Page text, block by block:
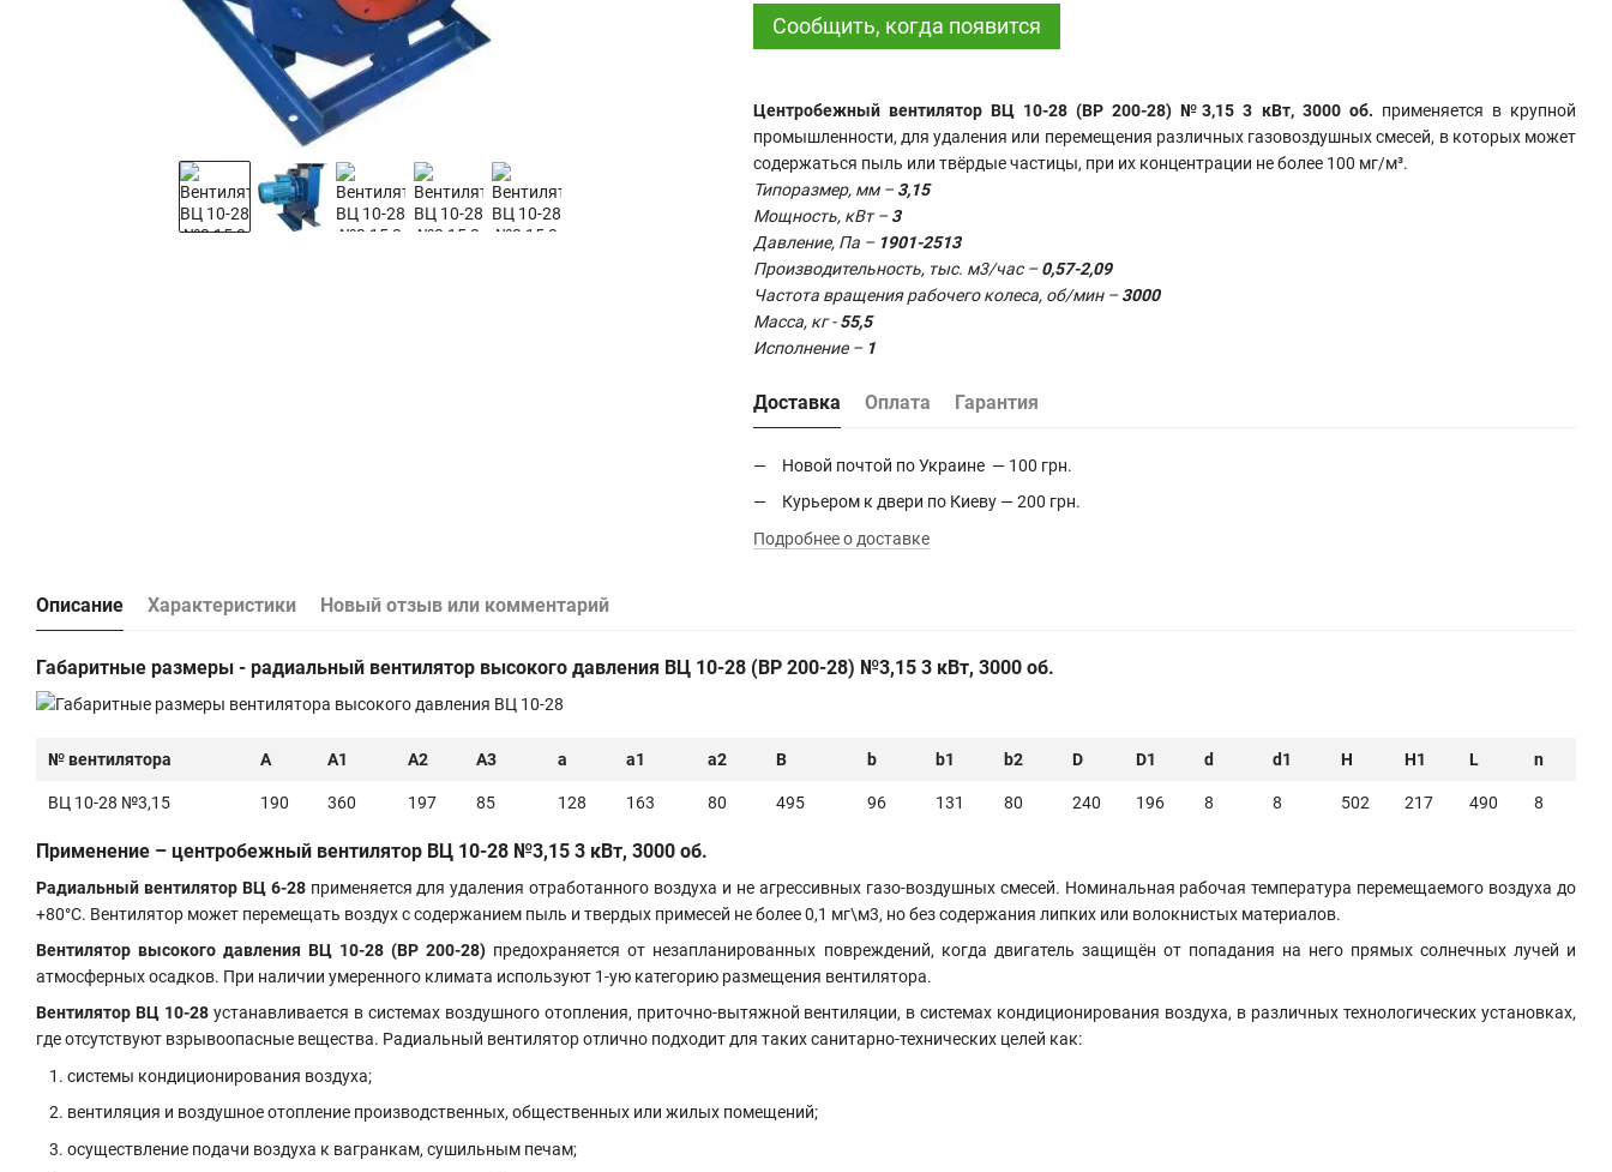
Сообщить, когда появится
Центробежный вентилятор ВЦ 10-28 (ВР 200-28) №3,15 3 кВт, 3000 об. применяется в крупной
промышленности, для удаления или перемещения различных газовоздушных смесей, в которых может
содержаться пыль или твёрдые частицы, при их концентрации не более 100 мг/м³.
Типоразмер, мм –3,15
Мощность, кВт –3
Давление, Па – 1901-2513
Производительность, тыс. м3/час –0,57-2,09
Частота вращения рабочего колеса, об/мин –3000
Масса, кг -55,5
Исполнение – 1
Доставка Оплата Гарантия
Новой почтой по Украине — 100 грн.
Курьером к двери по Киеву — 200 грн.
Подробнее о доставке
Описание Характеристики Новый отзыв или комментарий
Габаритные размеры - радиальный вентилятор высокого давления ВЦ 10-28 (ВР 200-28) №3,15 3 кВт, 3000 об.
№ вентилятора A A1 A2 A3 a a1 a2 B b b1 b2 D D1 d d1 H H1 L n
ВЦ 10-28 №3,15 190 360 197 85 128 163 80 495 96 131 80 240 196 8 8 502 217 490 8
Применение – центробежный вентилятор ВЦ 10-28 №3,15 3 кВт, 3000 об.
Радиальный вентилятор ВЦ 6-28применяется для удаления отработанного воздуха и не агрессивных газо-воздушных смесей. Номинальная рабочая температура перемещаемого воздуха до
+80°С. Вентилятор может перемещать воздух с содержанием пыль и твердых примесей не более 0,1 мг\м3, но без содержания липких или волокнистых материалов.
Вентилятор высокого давления ВЦ 10-28 (ВР 200-28) предохраняется от незапланированных повреждений, когда двигатель защищён от попадания на него прямых солнечных лучей и
атмосферных осадков. При наличии умеренного климата используют 1-ую категорию размещения вентилятора.
Вентилятор ВЦ 10-28устанавливается в системах воздушного отопления, приточно-вытяжной вентиляции, в системах кондиционирования воздуха, в различных технологических установках,
где отсутствуют взрывоопасные вещества. Радиальный вентилятор отлично подходит для таких санитарно-технических целей как:
системы кондиционирования воздуха;
вентиляция и воздушное отопление производственных, общественных или жилых помещений;
осуществление подачи воздуха к вагранкам, сушильным печам;